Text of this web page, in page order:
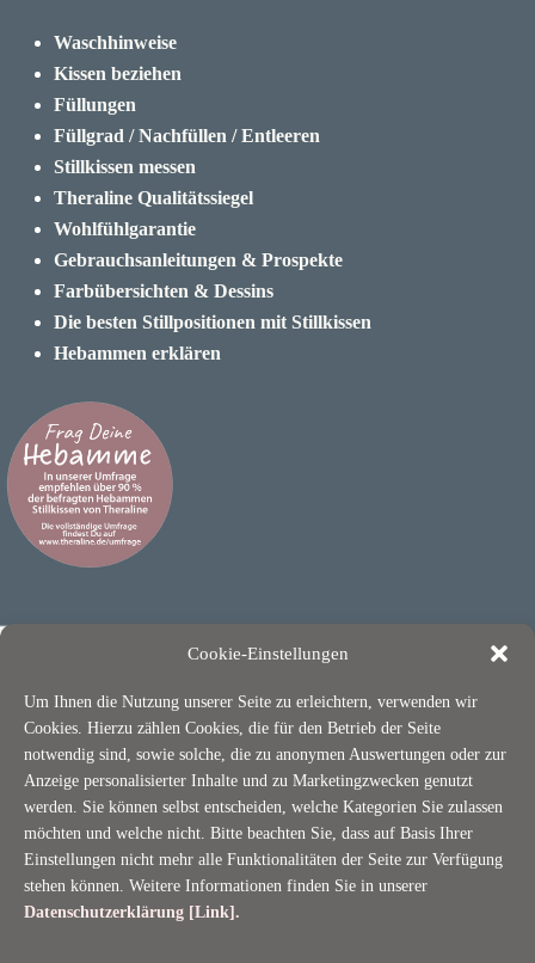
Cookie-Einstellungen
Um Ihnen die Nutzung unserer Seite zu erleichtern, verwenden wir
Cookies. Hierzu zählen Cookies, die für den Betrieb der Seite
notwendig sind, sowie solche, die zu anonymen Auswertungen oder zur
Anzeige personalisierter Inhalte und zu Marketingzwecken genutzt
werden. Sie können selbst entscheiden, welche Kategorien Sie zulassen
möchten und welche nicht. Bitte beachten Sie, dass auf Basis Ihrer
Einstellungen nicht mehr alle Funktionalitäten der Seite zur Verfügung
stehen können. Weitere Informationen finden Sie in unserer
Datenschutzerklärung [Link] .
Waschhinweise
Kissen beziehen
Füllungen
Füllgrad / Nachfüllen / Entleeren
Stillkissen messen
Theraline Qualitätssiegel
Wohlfühlgarantie
Gebrauchsanleitungen & Prospekte
Farbübersichten & Dessins
Die besten Stillpositionen mit Stillkissen
Hebammen erklären
ÜBER THERALINE
Nachhaltigkeit / OEKO-TEX
Jobs
Termine